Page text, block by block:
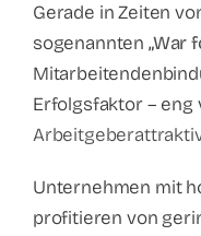
Gerade in Zeiten
sogenannten „War
Erfolgsfaktor – eng
Unternehmen mit
profitieren von